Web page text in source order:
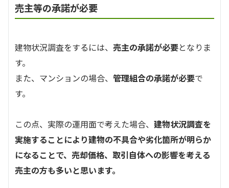
売主等の承諾が必要
建物状況調査をするには、 売主の承諾が必要となりま
す。
また、マンションの場合、 管理組合の承諾が必要で
す。
この点、実際の運用面で考えた場合、 建物状況調査を
実施することにより建物の不具合や劣化箇所が明らか
になることで、売却価格、取引自体への影響を考える
売主の方も多いと思います。